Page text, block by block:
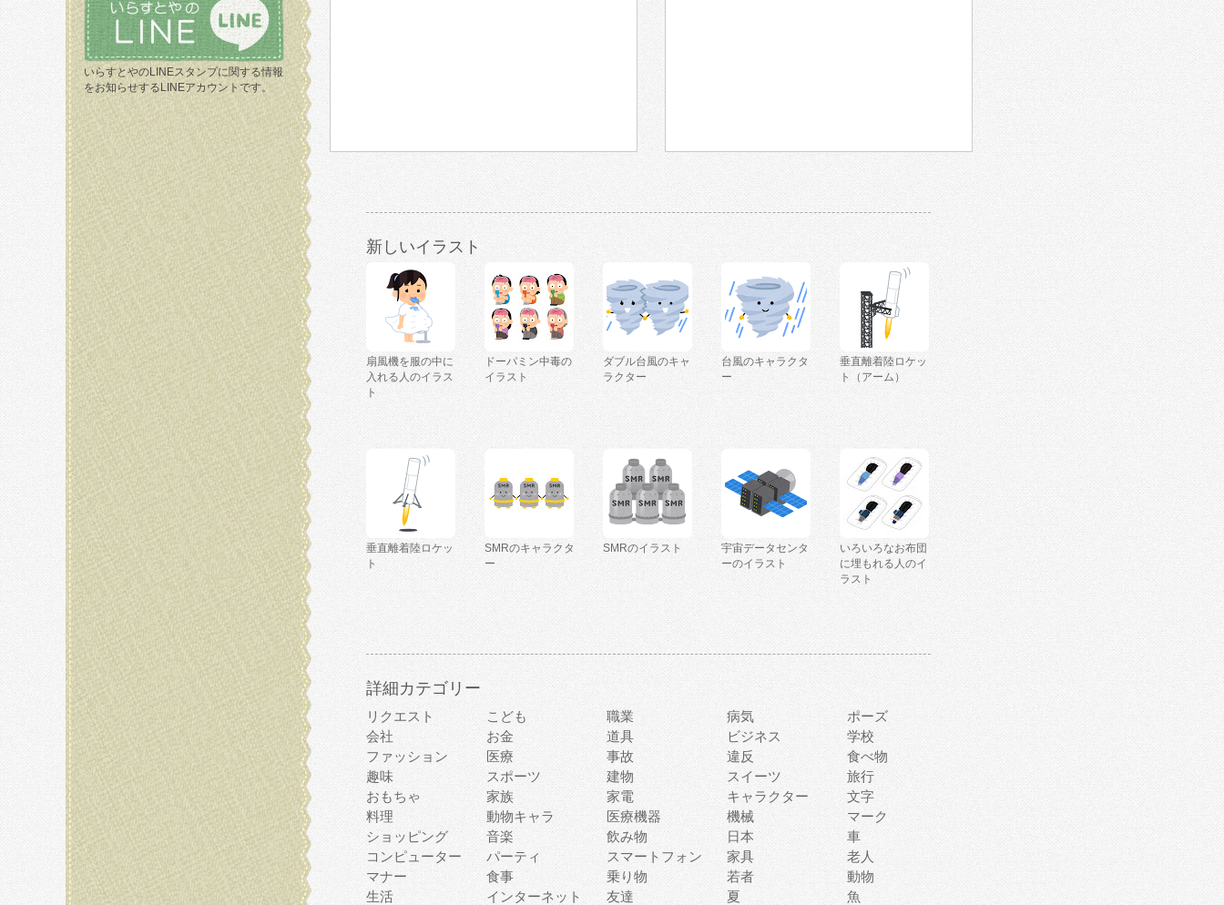
いらすとやのLINEスタンプに関する情報
をお知らせするLINEアカウントです。
新しいイラスト
扇風機を服の中に
入れる人のイラス
ト
ドーパミン中毒の
イラスト
ダブル台風のキャ
ラクター
台風のキャラクタ
ー
垂直離着陸ロケッ
ト（アーム）
垂直離着陸ロケッ
ト
SMRのキャラクタ
ー
SMRのイラスト
宇宙データセンタ
ーのイラスト
いろいろなお布団
に埋もれる人のイ
ラスト
詳細カテゴリー
リクエスト こども 職業 病気
ポーズ
会社
お金 道具 ビジネス
学校
ファッション
医療 事故 違反
食べ物
趣味
スポーツ 建物 スイーツ
旅行
おもちゃ
家族 家電 キャラクター
文字
料理
動物キャラ 医療機器 機械
マーク
ショッピング
音楽 飲み物 日本
車
コンピューター
パーティ スマートフォン 家具
老人
マナー
食事 乗り物 若者
動物
生活
インターネット 友達 夏 魚